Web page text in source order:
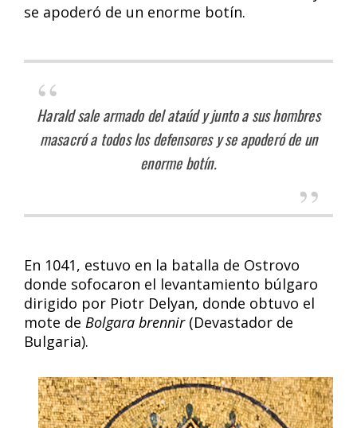
se apoderó de un enorme botín.
Harald sale armado del ataúd y junto a sus hombres
masacró a todos los defensores y se apoderó de un
enorme botín.
En 1041, estuvo en la batalla de Ostrovo
donde sofocaron el levantamiento búlgaro
dirigido por Piotr Delyan, donde obtuvo el
mote de Bolgara brennir(Devastador de
Bulgaria).